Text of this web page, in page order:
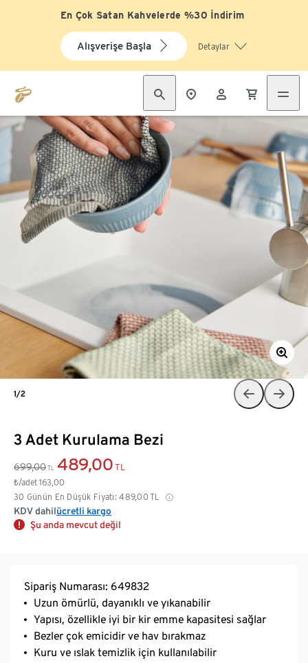
En Çok Satan Kahvelerde %30 İndirim
Alışverişe Başla Detaylar
3 Adet Kurulama Bezi
699,00 TL 489,00 TL
₺/adet 163,00
30 Günün En Düşük Fiyatı: 489,00 TL
KDV dahilücretli kargo
Şu anda mevcut değil
1/2
Sipariş Numarası: 649832
Uzun ömürlü, dayanıklı ve yıkanabilir
Yapısı, özellikle iyi bir kir emme kapasitesi sağlar
Bezler çok emicidir ve hav bırakmaz
Kuru ve ıslak temizlik için kullanılabilir